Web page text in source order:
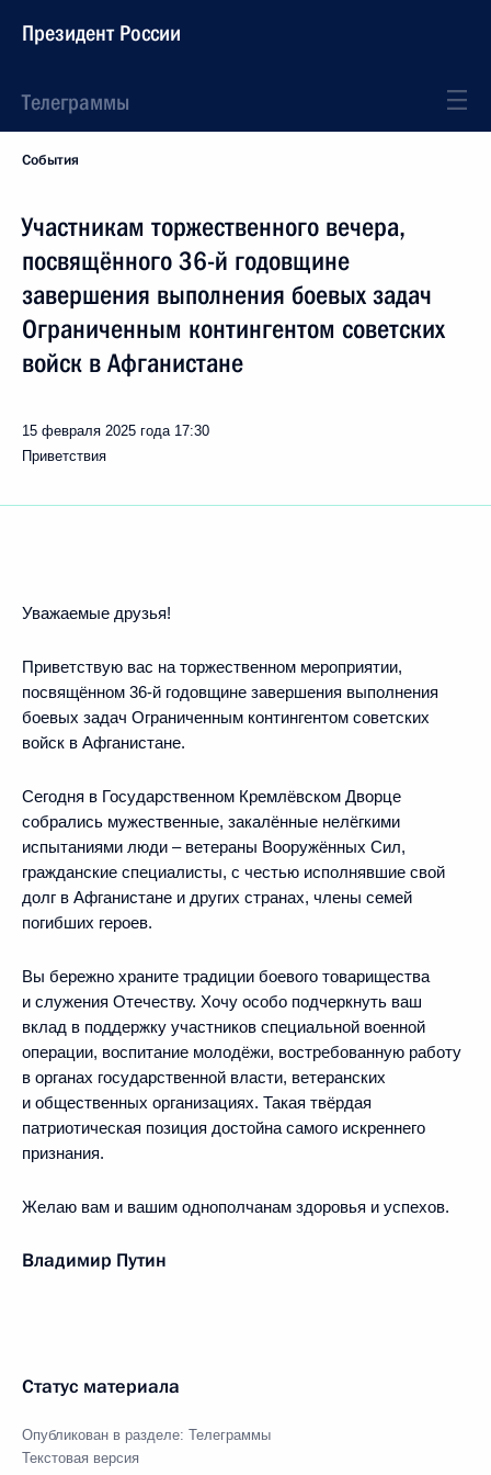
Президент России
Телеграммы
События
Участникам торжественного вечера,
посвящённого 36-й годовщине
завершения выполнения боевых задач
Ограниченным контингентом советских
войск в Афганистане
15 февраля 2025 года 17:30
Приветствия
Уважаемые друзья!
Приветствую вас на торжественном мероприятии,
посвящённом 36-й годовщине завершения выполнения
боевых задач Ограниченным контингентом советских
войск в Афганистане.
Сегодня в Государственном Кремлёвском Дворце
собрались мужественные, закалённые нелёгкими
испытаниями люди – ветераны Вооружённых Сил,
гражданские специалисты, с честью исполнявшие свой
долг в Афганистане и других странах, члены семей
погибших героев.
Вы бережно храните традиции боевого товарищества
и служения Отечеству. Хочу особо подчеркнуть ваш
вклад в поддержку участников специальной военной
операции, воспитание молодёжи, востребованную работу
в органах государственной власти, ветеранских
и общественных организациях. Такая твёрдая
патриотическая позиция достойна самого искреннего
признания.
Желаю вам и вашим однополчанам здоровья и успехов.
Владимир Путин
Статус материала
Опубликован в разделе: Телеграммы
Текстовая версия